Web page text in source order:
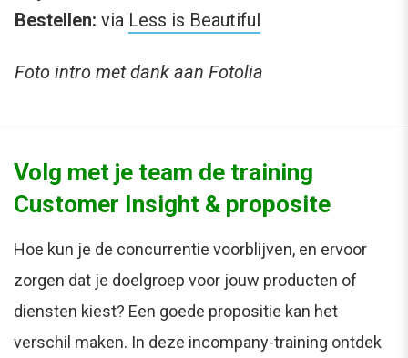
Bestellen: via Less is Beautiful
Foto intro met dank aan Fotolia
Volg met je team de training
Customer Insight & proposite
Hoe kun je de concurrentie voorblijven, en ervoor
zorgen dat je doelgroep voor jouw producten of
diensten kiest? Een goede propositie kan het
verschil maken. In deze incompany-training ontdek